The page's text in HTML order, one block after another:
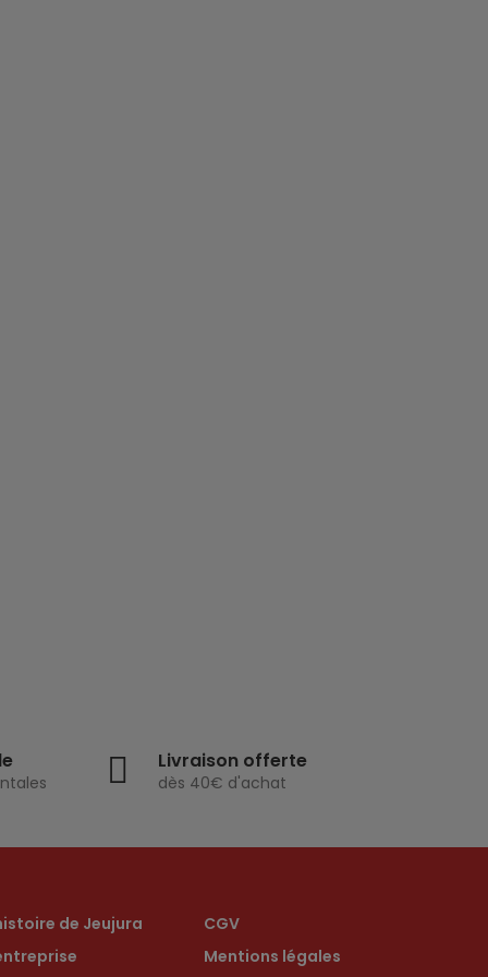
Livraison offerte
dès 40€ d'achat
de Jeujura
CGV
Mentions légales